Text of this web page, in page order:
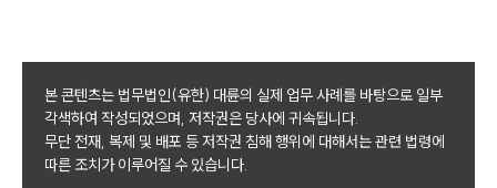
본 콘텐츠는 법무법인(유한) 대륜의 실제 업무 사례를 바탕으로 일부
각색하여 작성되었으며, 저작권은 당사에 귀속됩니다.
무단 전재, 복제 및 배포 등 저작권 침해 행위에 대해서는 관련 법령에
따른 조치가 이루어질 수 있습니다.